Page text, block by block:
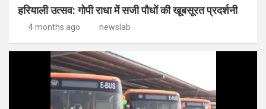
हरियाली उत्सव: गोपी राधा में सजी पौधों की खूबसूरत प्रदर्शनी
4 months ago newslab